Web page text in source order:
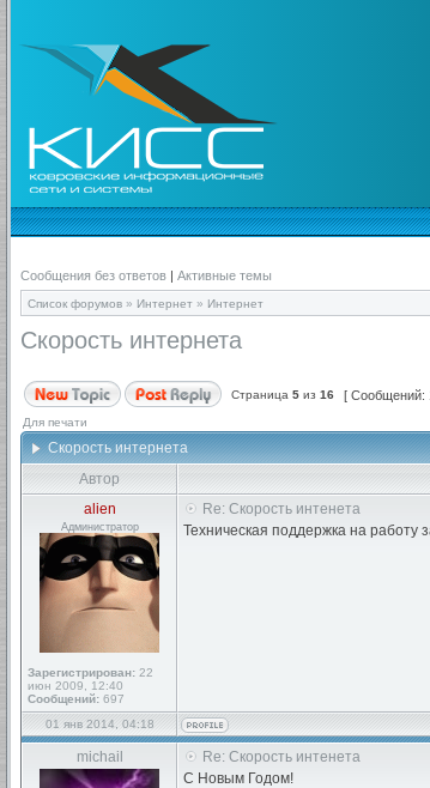
Сообщения без ответов | Активные темы
Список форумов » Интернет » Интернет
Скорость интернета
Страница 5 из 16 [ Сообщений:
Для печати
Скорость интернета
Автор
alien
Администратор
Зарегистрирован: 22
июн 2009, 12:40
Сообщений: 697
Re: Скорость интенета
Техническая поддержка на работу
01 янв 2014, 04:18
michail
Re: Скорость интенета
С Новым Годом!